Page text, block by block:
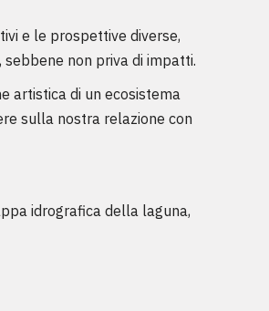
e le prospettive diverse,
non priva di impatti.
artistica di un ecosistema
sulla nostra relazione con
idrografica della laguna,